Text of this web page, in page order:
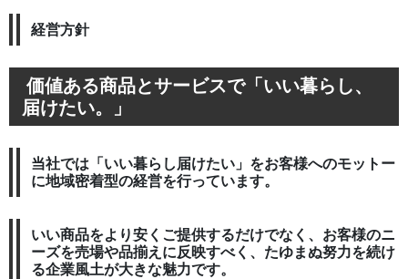
経営方針
価値ある商品とサービスで「いい暮らし、
届けたい。」
当社では「いい暮らし届けたい」をお客様へのモットー
に地域密着型の経営を行っています。
いい商品をより安くご提供するだけでなく、お客様のニ
ーズを売場や品揃えに反映すべく、たゆまぬ努力を続け
る企業風土が大きな魅力です。